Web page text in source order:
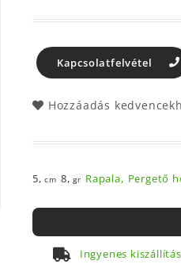
Kapcsolatfelvétel
Hozzáadás
5,cm 8,gr Rapala, Pergető
Ingyenes kiszállítás